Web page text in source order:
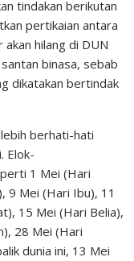
tindakan berikutan
pertikaian antara
akan hilang di DUN
binasa, sebab
dikatakan bertindak
berhati-hati
Elok-
1 Mei (Hari
9 Mei (Hari Ibu), 11
15 Mei (Hari Belia),
28 Mei (Hari
dunia ini, 13 Mei